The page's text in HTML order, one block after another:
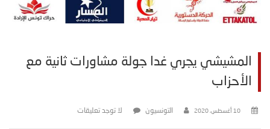
المشيشي يجري غدا جولة مشاورات ثانية مع
الأحزاب
10 أغسطس، 2020 التونسيون لا توجد تعليقات